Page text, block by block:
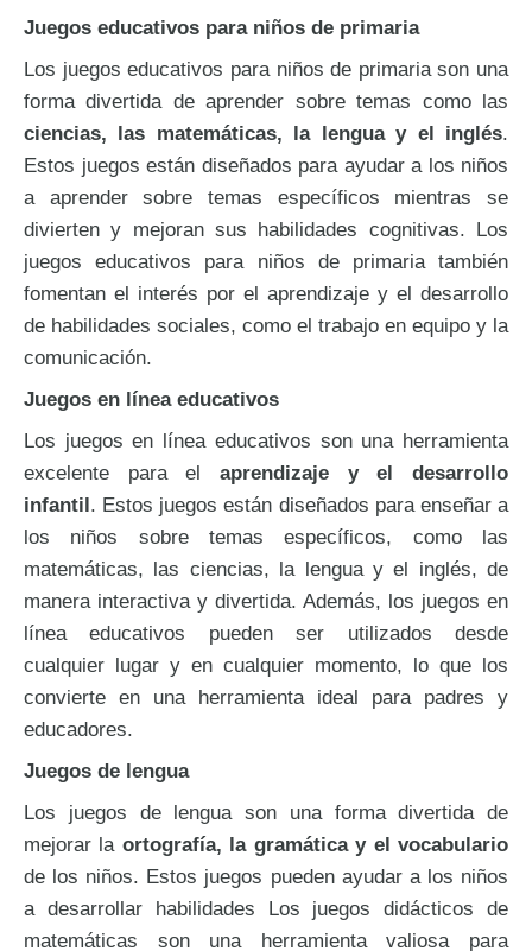
Juegos educativos para niños de primaria
Los juegos educativos para niños de primaria son una
forma divertida de aprender sobre temas como las
ciencias, las matemáticas, la lengua y el inglés.
Estos juegos están diseñados para ayudar a los niños
a aprender sobre temas específicos mientras se
divierten y mejoran sus habilidades cognitivas. Los
juegos educativos para niños de primaria también
fomentan el interés por el aprendizaje y el desarrollo
de habilidades sociales, como el trabajo en equipo y la
comunicación.
Juegos en línea educativos
Los juegos en línea educativos son una herramienta
excelente para el aprendizaje y el desarrollo
infantil. Estos juegos están diseñados para enseñar a
los niños sobre temas específicos, como las
matemáticas, las ciencias, la lengua y el inglés, de
manera interactiva y divertida. Además, los juegos en
línea educativos pueden ser utilizados desde
cualquier lugar y en cualquier momento, lo que los
convierte en una herramienta ideal para padres y
educadores.
Juegos de lengua
Los juegos de lengua son una forma divertida de
mejorar la ortografía, la gramática y el vocabulario
de los niños. Estos juegos pueden ayudar a los niños
a desarrollar habilidades Los juegos didácticos de
matemáticas son una herramienta valiosa para